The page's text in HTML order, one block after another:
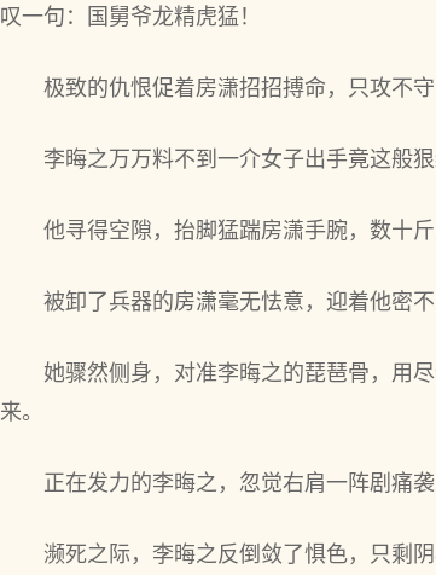
叹一句：国舅爷龙精虎猛！
极致的仇恨促着房潇招招搏命，只攻不守
李晦之万万料不到一介女子出手竟这般
他寻得空隙，抬脚猛踹房潇手腕，数十
被卸了兵器的房潇毫无怯意，迎着他密不
她骤然侧身，对准李晦之的琵琶骨，用
来。
正在发力的李晦之，忽觉右肩一阵剧痛
濒死之际，李晦之反倒敛了惧色，只剩阴